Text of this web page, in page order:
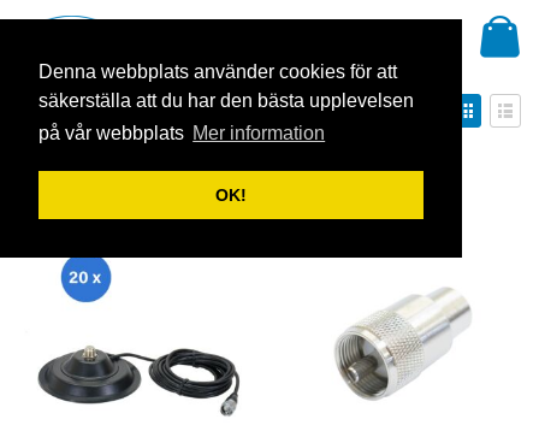
Denna webbplats använder cookies för att
säkerställa att du har den bästa upplevelsen
på vår webbplats Mer information
OK!
Hoppa
Sortera på
Sätt
fallande
sortering
Visa
som